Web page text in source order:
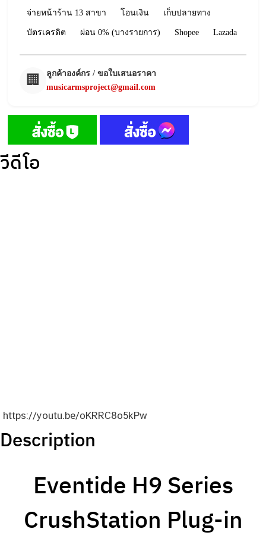
จ่ายหน้าร้าน 13 สาขา โอนเงิน เก็บปลายทาง
บัตรเครดิต ผ่อน 0% (บางรายการ) Shopee Lazada
🏢
ลูกค้าองค์กร / ขอใบเสนอราคา
musicarmsproject@gmail.com
วีดีโอ
https://youtu.be/oKRRC8o5kPw
Description
Eventide H9 Series
CrushStation Plug-in